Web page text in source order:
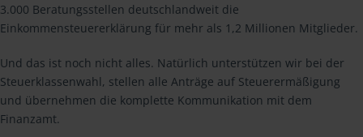
3.000 Beratungsstellen deutschlandweit die
Einkommensteuererklärung für mehr als 1,2 Millionen Mitglieder.
Und das ist noch nicht alles. Natürlich unterstützen wir bei der
Steuerklassenwahl, stellen alle Anträge auf Steuerermäßigung
und übernehmen die komplette Kommunikation mit dem
Finanzamt.